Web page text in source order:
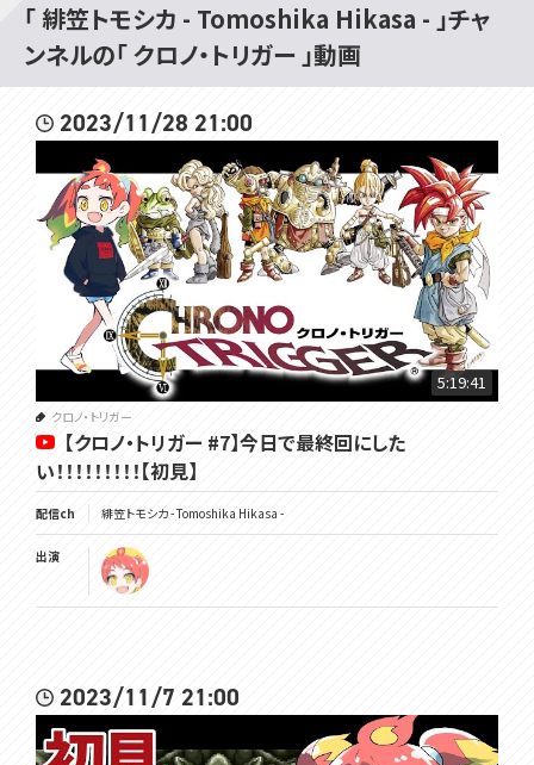
▽▽▽
楽しいこといっぱいするよ！
仲良くしてね～
▽毎週日曜日10時からは定期雑談配信
★9月VOMSグッズのお知らせ★
9/21の緋笠トモシカ生誕祭を祝して、記念グッズを制作いたしました！
受注生産・常設グッズとなりますので、お気軽にお買い求めください。
▼ショップページはこちら
https://voms.booth.pm
★VOMS Merch for September★
In celebration of Tomoshika Hikasa's birthday on 9/21, we've pro
duced some commemorative goods!
These will be made-to-order and permanent goods, so please f
eel free to purchase them. [DeepL]
▼Shop Page
https://voms.booth.pm
https://www.youtube.com/channel/UC3vzVK_N_SUVKqbX69L_X4
g/join
「 緋笠トモシカ - Tomoshika Hikasa - 」チャ
ンネルの「 クロノ・トリガー 」動画
2023/11/28 21:00
5:19:41
クロノ・トリガー
【クロノ・トリガー #7】今日で最終回にした
い！！！！！！！！！【初見】
配信ch 緋笠トモシカ - Tomoshika Hikasa -
出演
2023/11/7 21:00